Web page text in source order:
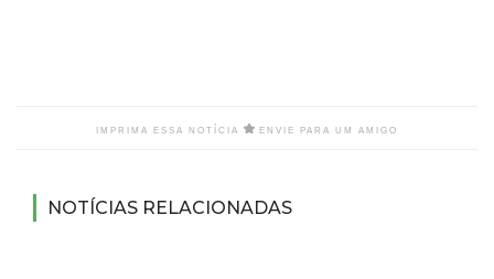
IMPRIMA ESSA NOTÍCIA ENVIE PARA UM AMIGO
NOTÍCIAS RELACIONADAS